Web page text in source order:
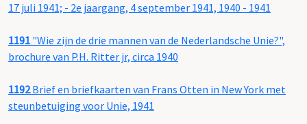
17 juli 1941; - 2e jaargang, 4 september 1941, 1940 - 1941
1191 "Wie zijn de drie mannen van de Nederlandsche Unie?",
brochure van P.H. Ritter jr, circa 1940
1192Brief en briefkaarten van Frans Otten in New York met
steunbetuiging voor Unie, 1941